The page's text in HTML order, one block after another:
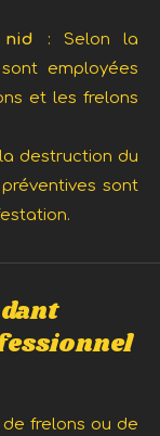
: Selon la
employées
et les frelons
destruction du
sont
frelons ou de